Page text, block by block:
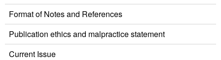
Format of Notes and References
Publication ethics and malpractice statement
Current Issue